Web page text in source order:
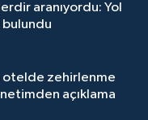
aranıyordu: Yol
bulundu
otelde zehirlenme
açıklama